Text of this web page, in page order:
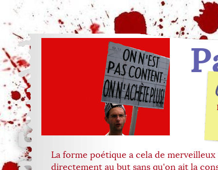
La forme poétique a cela de
directement au but sans qu'on ait la